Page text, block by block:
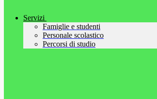
Servizi
Famiglie e studenti
Personale scolastico
Percorsi di studio